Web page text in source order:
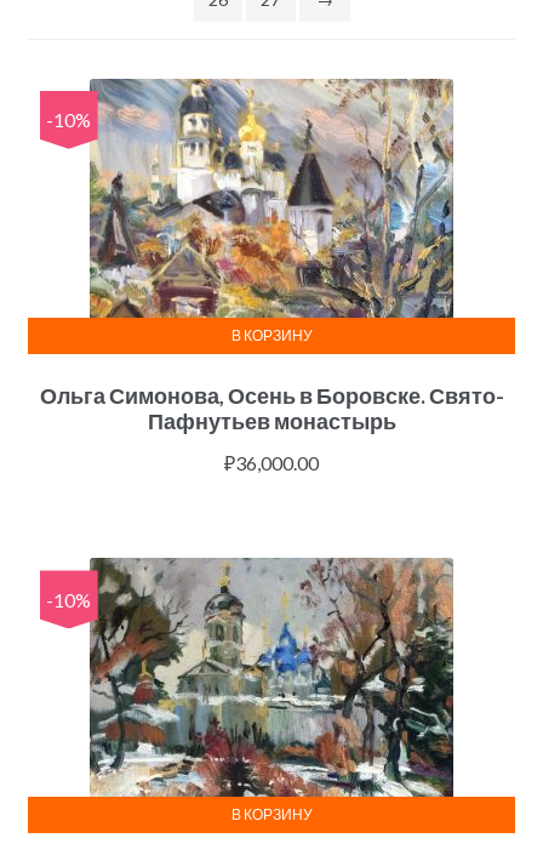
-10%
Ольга Симонова, Осень в Боровске. Свято-
Пафнутьев монастырь
₽36,000.00
В КОРЗИНУ
-10%
В КОРЗИНУ